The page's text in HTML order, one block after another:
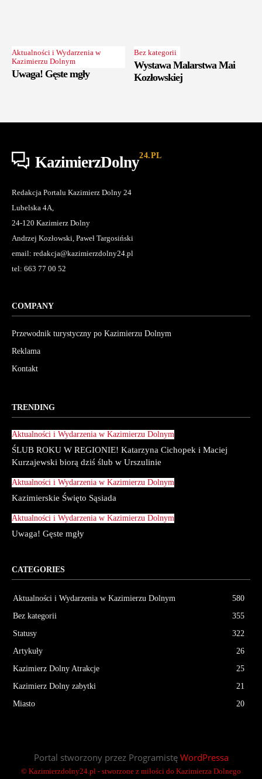
Aktualności i Wydarzenia w
Kazimierzu Dolnym
Uwaga! Gęste mgły
Bez kategorii
Wystawa Malarstwa Mai
Kozłowskiej
KazimierzDolny24.PL
Redakcja Portalu Kazimierz Dolny 24
Lubelska 4A,
24-120 Kazimierz Dolny
Andrzej Kozłowski, Paweł Targosiński
email: redakcja@kazimierzdolny24.pl
tel: 663 77 00 52
COMPANY
Przewodnik turystyczny po Kazimierzu Dolnym
Reklama
Kontakt
TRENDING
Aktualności i Wydarzenia w Kazimierzu Dolnym
ŚLUB ROKU W REGIONIE! Katarzyna Cichopek i Maciej
Kurzajewski biorą dziś ślub w Urszulinie
Aktualności i Wydarzenia w Kazimierzu Dolnym
Kazimierskie Święto Sąsiada
Aktualności i Wydarzenia w Kazimierzu Dolnym
Uwaga! Gęste mgły
CATEGORIES
Aktualności i Wydarzenia w Kazimierzu Dolnym
580
Bez kategorii
355
Statusy
322
Artykuły
26
Kazimierz Dolny Atrakcje
25
Kazimierz Dolny zabytki
21
Miasto
20
Portal stworzony przez Programistę WordPressa
© Kazimierzdolny24.pl - stworzone z miłości do Kazimierza Dolnego